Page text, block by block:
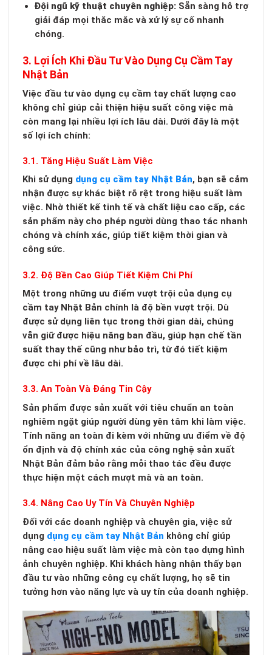
Đội ngũ kỹ thuật chuyên nghiệp:Sẵn sàng hỗ trợ
giải đáp mọi thắc mắc và xử lý sự cố nhanh
chóng.
3. Lợi Ích Khi Đầu Tư Vào Dụng Cụ Cầm Tay
Nhật Bản
Việc đầu tư vào dụng cụ cầm tay chất lượng cao
không chỉ giúp cải thiện hiệu suất công việc mà
còn mang lại nhiều lợi ích lâu dài. Dưới đây là một
số lợi ích chính:
3.1. Tăng Hiệu Suất Làm Việc
Khi sử dụng dụng cụ cầm tay Nhật Bản, bạn sẽ cảm
nhận được sự khác biệt rõ rệt trong hiệu suất làm
việc. Nhờ thiết kế tinh tế và chất liệu cao cấp, các
sản phẩm này cho phép người dùng thao tác nhanh
chóng và chính xác, giúp tiết kiệm thời gian và
công sức.
3.2. Độ Bền Cao Giúp Tiết Kiệm Chi Phí
Một trong những ưu điểm vượt trội của dụng cụ
cầm tay Nhật Bản chính là độ bền vượt trội. Dù
được sử dụng liên tục trong thời gian dài, chúng
vẫn giữ được hiệu năng ban đầu, giúp hạn chế tần
suất thay thế cũng như bảo trì, từ đó tiết kiệm
được chi phí về lâu dài.
3.3. An Toàn Và Đáng Tin Cậy
Sản phẩm được sản xuất với tiêu chuẩn an toàn
nghiêm ngặt giúp người dùng yên tâm khi làm việc.
Tính năng an toàn đi kèm với những ưu điểm về độ
ổn định và độ chính xác của công nghệ sản xuất
Nhật Bản đảm bảo rằng mỗi thao tác đều được
thực hiện một cách mượt mà và an toàn.
3.4. Nâng Cao Uy Tín Và Chuyên Nghiệp
Đối với các doanh nghiệp và chuyên gia, việc sử
dụng dụng cụ cầm tay Nhật Bản không chỉ giúp
nâng cao hiệu suất làm việc mà còn tạo dựng hình
ảnh chuyên nghiệp. Khi khách hàng nhận thấy bạn
đầu tư vào những công cụ chất lượng, họ sẽ tin
tưởng hơn vào năng lực và uy tín của doanh nghiệp.